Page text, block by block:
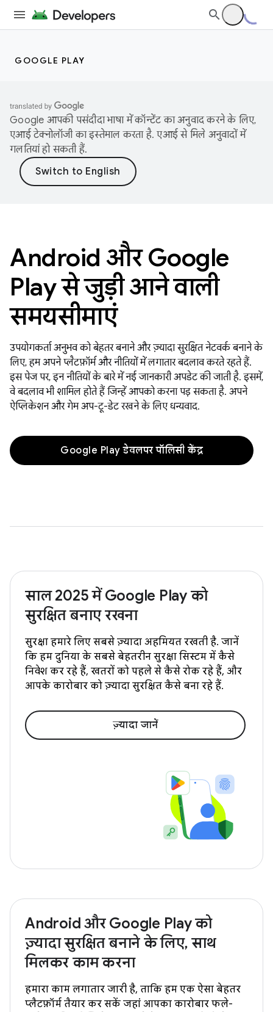
GOOGLE PLAY
Google आपकी पसंदीदा भाषा में कॉन्टेंट का अनुवाद करने के लिए,
एआई टेक्नोलॉजी का इस्तेमाल करता है. एआई से मिले अनुवादों में
गलतियां हो सकती हैं.
Android और Google
Play से जुड़ी आने वाली
समयसीमाएं
उपयोगकर्ता अनुभव को बेहतर बनाने और ज़्यादा सुरक्षित नेटवर्क बनाने के
लिए, हम अपने प्लैटफ़ॉर्म और नीतियों में लगातार बदलाव करते रहते हैं.
इस पेज पर, इन नीतियों के बारे में नई जानकारी अपडेट की जाती है. इसमें,
वे बदलाव भी शामिल होते हैं जिन्हें आपको करना पड़ सकता है. अपने
ऐप्लिकेशन और गेम अप-टू-डेट रखने के लिए धन्यवाद.
Google Play डेवलपर पॉलिसी केंद्र
साल 2025 में Google Play को
सुरक्षित बनाए रखना
सुरक्षा हमारे लिए सबसे ज़्यादा अहमियत रखती है. जानें
कि हम दुनिया के सबसे बेहतरीन सुरक्षा सिस्टम में कैसे
निवेश कर रहे हैं, खतरों को पहले से कैसे रोक रहे हैं, और
आपके कारोबार को ज़्यादा सुरक्षित कैसे बना रहे हैं.
ज़्यादा जानें
Android और Google Play को
ज़्यादा सुरक्षित बनाने के लिए, साथ
मिलकर काम करना
हमारा काम लगातार जारी है, ताकि हम एक ऐसा बेहतर
प्लैटफ़ॉर्म तैयार कर सकें जहां आपका कारोबार फले-